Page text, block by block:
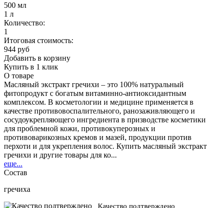
500 мл
1 л
Количество:
1
Итоговая стоимость:
944 руб
Добавить в корзину
Купить в 1 клик
О товаре
Масляный экстракт гречихи – это 100% натуральный
фитопродукт с богатым витаминно-антиоксидантным
комплексом. В косметологии и медицине применяется в
качестве противовоспалительного, ранозаживляющего и
сосудоукрепляющего ингредиента в призводстве косметики
для проблемной кожи, противокуперозных и
противоварикозных кремов и мазей, продукции против
перхоти и для укрепления волос. Купить масляный экстракт
гречихи и другие товары для ко...
еще...
Состав
гречиха
Качество подтверждено